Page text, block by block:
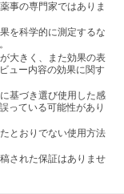
事の専門家ではありま
を科学的に測定するな
大きく、また効果の表
ュー内容の効果に関す
基づき選び使用した感
っている可能性があり
とおりでない使用方法
された保証はありませ